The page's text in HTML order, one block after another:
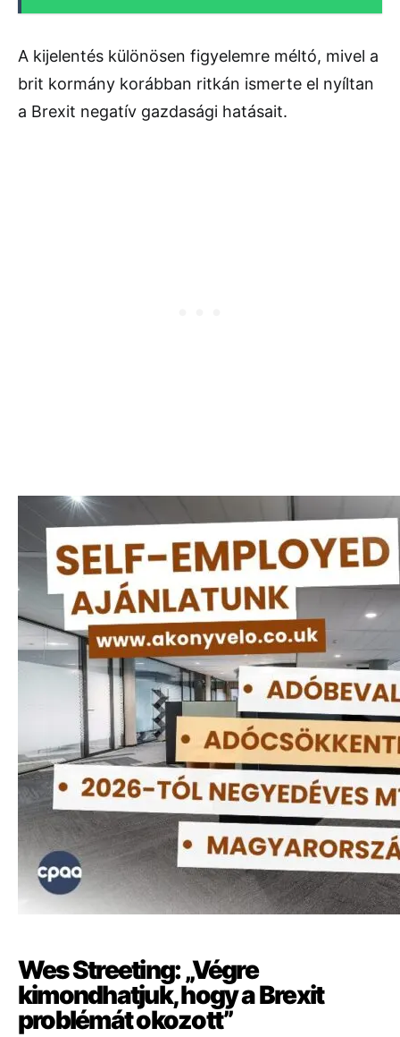
A kijelentés különösen figyelemre méltó, mivel a
brit kormány korábban ritkán ismerte el nyíltan
a Brexit negatív gazdasági hatásait.
Wes Streeting: „Végre
kimondhatjuk, hogy a Brexit
problémát okozott”